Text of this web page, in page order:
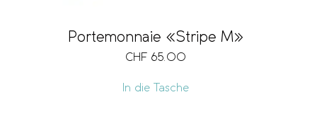
Portemonnaie «Stripe M»
CHF 65.00
In die Tasche